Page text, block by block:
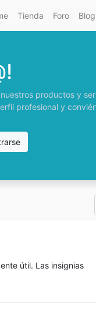
Tienda Foro Blog
productos y
profesional y
útil. Las insignias